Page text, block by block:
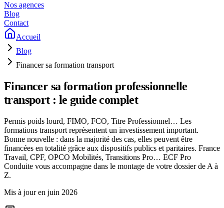
Nos agences
Blog
Contact
Accueil
Blog
Financer sa formation transport
Financer sa formation professionnelle
transport : le guide complet
Permis poids lourd, FIMO, FCO, Titre Professionnel… Les
formations transport représentent un investissement important.
Bonne nouvelle : dans la majorité des cas, elles peuvent être
financées en totalité grâce aux dispositifs publics et paritaires. France
Travail, CPF, OPCO Mobilités, Transitions Pro… ECF Pro
Conduite vous accompagne dans le montage de votre dossier de A à
Z.
Mis à jour en juin 2026